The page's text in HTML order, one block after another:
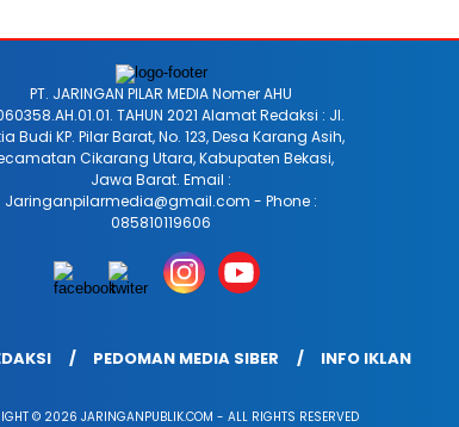
PT. JARINGAN PILAR MEDIA Nomer AHU
TAHUN 2021 Alamat Redaksi : Jl.
Budi KP. Pilar Barat, No. 123, Desa Karang Asih,
Cikarang Utara, Kabupaten Bekasi,
Jawa Barat. Email :
Jaringanpilarmedia@gmail.com - Phone :
085810119606
PEDOMAN MEDIA SIBER INFO IKLAN
© 2026 JARINGANPUBLIK.COM - ALL RIGHTS RESERVED